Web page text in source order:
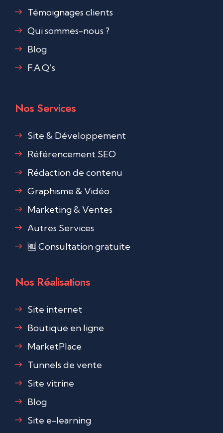
Témoignages clients
Qui sommes-nous ?
Blog
F.A.Q’s
Nos Services
Site & Développement
Référencement SEO
Rédaction de contenu
Graphisme & Vidéo
Marketing & Ventes
Autres Services
🆓 Consultation gratuite
Nos Réalisations
Site internet
Boutique en ligne
MarketPlace
Tunnels de vente
Site vitrine
Blog
Site e-learning